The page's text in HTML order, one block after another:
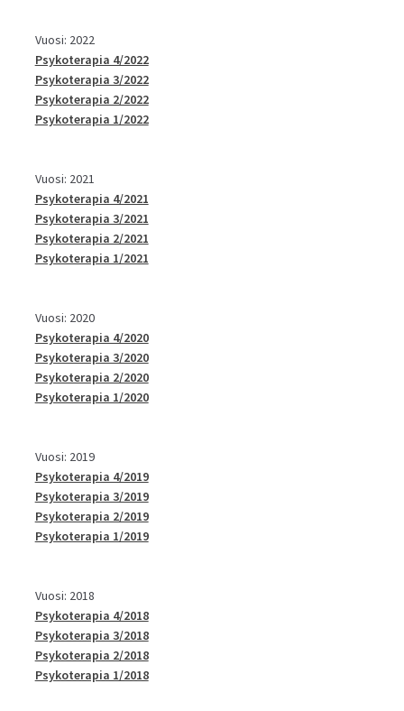
Vuosi: 2022
Psykoterapia 4/2022
Psykoterapia 3/2022
Psykoterapia 2/2022
Psykoterapia 1/2022
Vuosi: 2021
Psykoterapia 4/2021
Psykoterapia 3/2021
Psykoterapia 2/2021
Psykoterapia 1/2021
Vuosi: 2020
Psykoterapia 4/2020
Psykoterapia 3/2020
Psykoterapia 2/2020
Psykoterapia 1/2020
Vuosi: 2019
Psykoterapia 4/2019
Psykoterapia 3/2019
Psykoterapia 2/2019
Psykoterapia 1/2019
Vuosi: 2018
Psykoterapia 4/2018
Psykoterapia 3/2018
Psykoterapia 2/2018
Psykoterapia 1/2018